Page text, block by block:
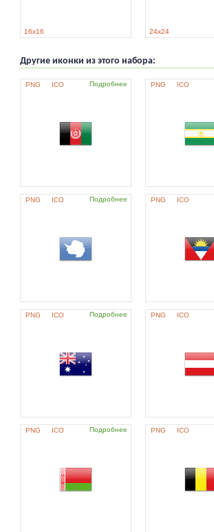
16x16 24x24
Другие иконки из этого набора:
PNG ICO Подробнее PNG ICO
PNG ICO Подробнее PNG ICO
PNG ICO Подробнее PNG ICO
PNG ICO Подробнее PNG ICO